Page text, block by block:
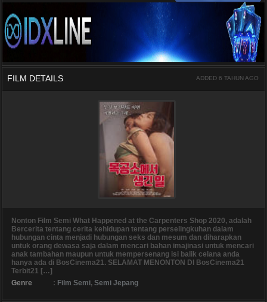
FILM DETAILS ADDED 6 TAHUN AGO
Nonton Film Semi What Happened at the Carpenters Shop 2020, adalah
Bercerita tentang cerita kehidupan tentang perselingkuhan dalam
hubungan cinta menjadi hubungan seks dan mesum dan diharapkan
untuk orang dewasa saja dalam mencari bahan imajinasi untuk mencari
anak tambahan maupun untuk mempersenang isi balik celana anda
hanya ada di BosCinema21. SELAMAT MENONTON DI BosCinema21
Terbit21 […]
Genre
: Film Semi, Semi Jepang